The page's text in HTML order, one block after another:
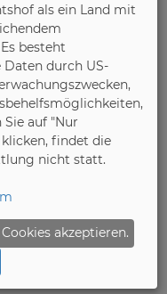
in den
Wohnen und
Bedeutung
hat.
als ein Land mit
besteht
Daten durch US-
auf "Nur
findet die
nicht statt.
akzeptieren.